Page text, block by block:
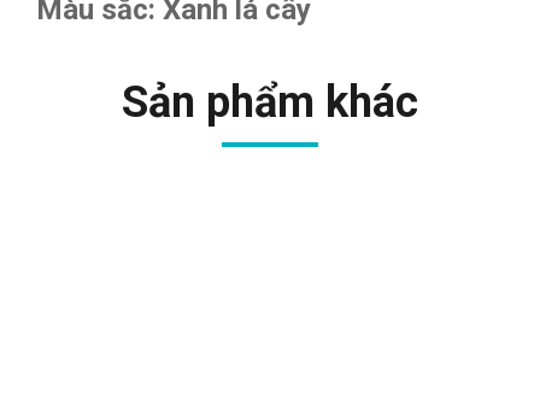
Màu sắc: Xanh lá cây
Sản phẩm khác